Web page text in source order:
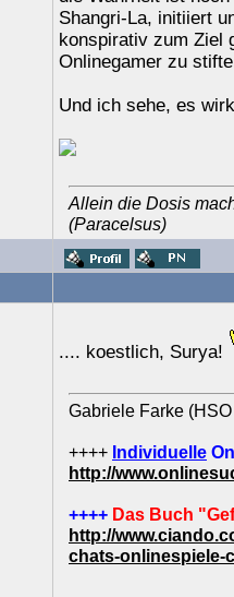
Shangri-La, initiiert
konspirativ zum Ziel
Onlinegamer zu
Und ich sehe, es
Allein die Dosis
(Paracelsus)
.... koestlich, Surya!
Gabriele Farke (HSO
++++ Individuelle
http://
++++ Das Buch
http://
chats-onlinespiele-